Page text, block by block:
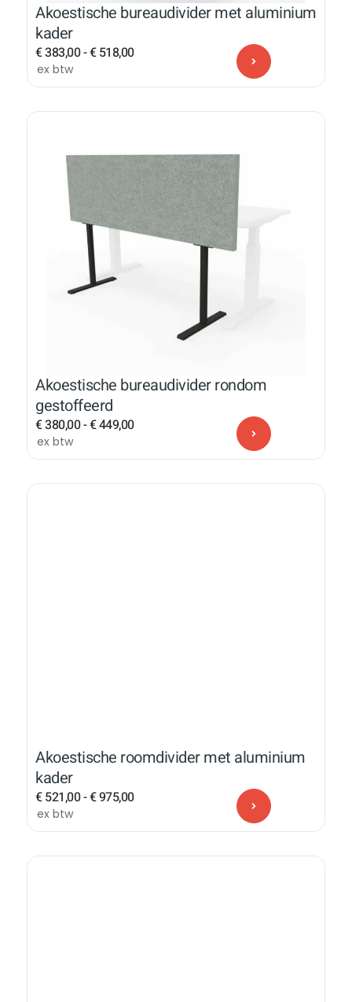
Akoestische bureaudivider met aluminium
kader
€383,00-€518,00
ex btw
Akoestische bureaudivider rondom
gestoffeerd
€380,00-€449,00
ex btw
Akoestische roomdivider met aluminium
kader
€521,00-€975,00
ex btw